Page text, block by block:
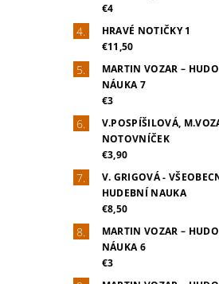
€4
HRAVÉ NOTIČKY 1
€11,50
MARTIN VOZAR –
NÁUKA 7
€3
V.POSPÍŠILOVÁ,
NOTOVNÍČEK
€3,90
V. GRIGOVÁ -
HUDEBNÍ NAUKA
€8,50
MARTIN VOZAR –
NÁUKA 6
€3